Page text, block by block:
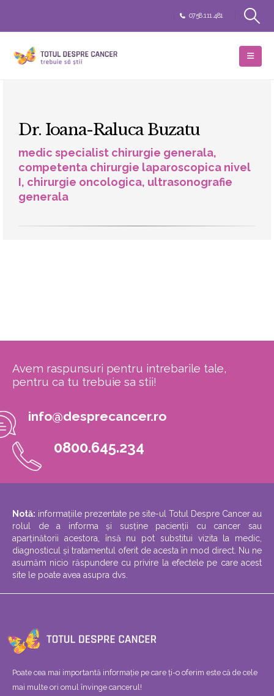
0758.111.481
Dr. Ioana-Raluca Buzatu
medic specialist chirurgie generala,
competenta chirurgie laparoscopica nivel
I, chirurgie oncologica, ultrasonografie
generala
Avem raspunsuri pentru intrebarile tale,
pentru ca tu trebuie sa stii!
info@desprecancer.ro
0800.645.234
Notă: informațiile prezentate pe site-ul Totul Despre Cancer au
rolul de a informa și susține pacienții cu cancer sau
aparținătorii acestora, însă nu pot substitui vizita la medic,
diagnosticul și tratamentul oferit de acesta în mod direct. Nu ne
asumăm nicio răspundere cu privire la efectele pe care acest
site le poate avea asupra dvs.
Poate cea mai importantă informație pe care ți-o oferim este că de cele
mai multe ori omul învinge cancerul!